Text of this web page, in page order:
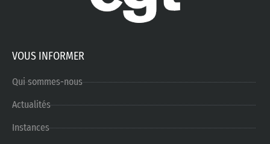
VOUS INFORMER
Qui sommes-nous
Actualités
Instances